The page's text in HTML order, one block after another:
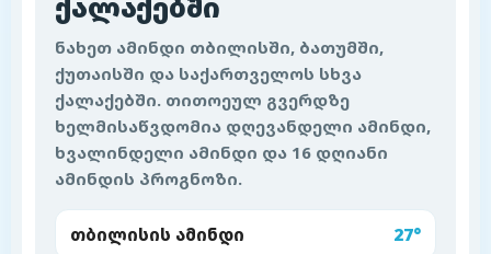
ნახეთ ამინდი თბილისში, ბათუმში,
ქუთაისში და საქართველოს სხვა
ქალაქებში. თითოეულ გვერდზე
ხელმისაწვდომია დღევანდელი ამინდი,
ხვალინდელი ამინდი და 16 დღიანი
ამინდის პროგნოზი.
თბილისის ამინდი 27°